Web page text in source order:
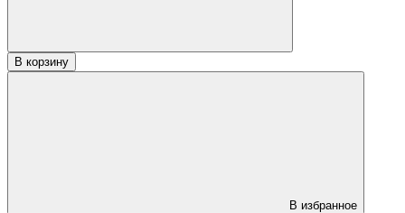
В корзину
В избранное